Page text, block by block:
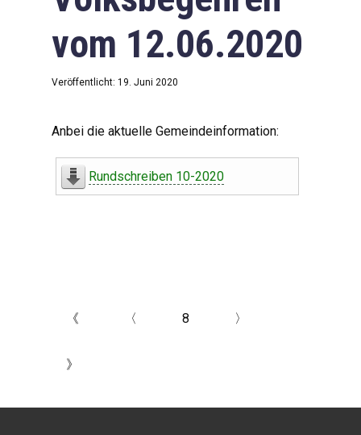
vom 12.06.2020
Veröffentlicht: 19. Juni 2020
Anbei die aktuelle Gemeindeinformation:
Rundschreiben 10-2020
《 〈 8 〉
》